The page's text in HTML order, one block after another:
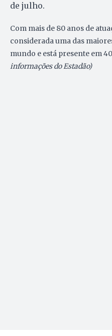
de julho.
Com mais de 80 anos de
considerada uma das
mundo e está presente em
informações do Estadão)